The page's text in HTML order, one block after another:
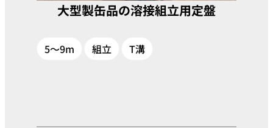
大型製缶品の溶接組立用定盤
5～9m 組立 T溝